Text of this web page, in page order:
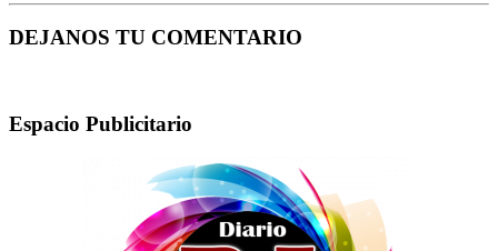
DEJANOS TU COMENTARIO
Espacio Publicitario